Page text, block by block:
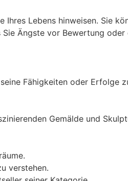
Lebens hinweisen. Sie
Ängste vor Bewertung
Fähigkeiten oder Erfolge
Gemälde und
verstehen.